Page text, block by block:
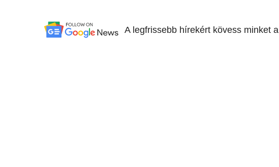
A legfrissebb hírekért kövess minket a